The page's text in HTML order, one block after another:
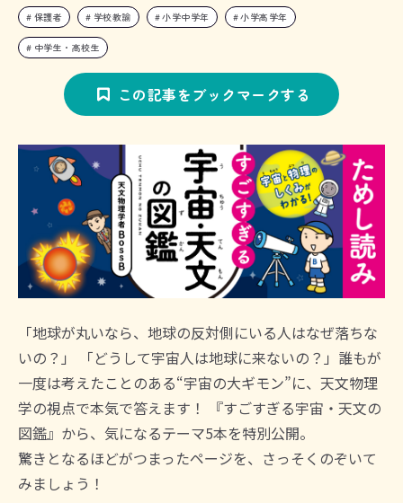
保護者 学校教諭 小学中学年 小学高学年
中学生・高校生
この記事をブックマークする
「地球が丸いなら、地球の反対側にいる人はなぜ落ちな
いの？」 「どうして宇宙人は地球に来ないの？」誰もが
一度は考えたことのある“宇宙の大ギモン”に、天文物理
学の視点で本気で答えます！ 『すごすぎる宇宙・天文の
図鑑』から、気になるテーマ5本を特別公開。
驚きとなるほどがつまったページを、さっそくのぞいて
みましょう！